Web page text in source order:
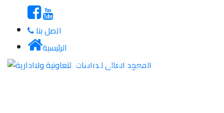
اتصل بنا
الرئيسية
معرض الصور